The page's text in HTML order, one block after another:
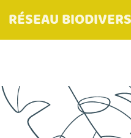
RÉSEAU